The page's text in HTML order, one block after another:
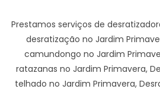
Prestamos serviços de
desratização no Jardim
camundongo no Jardim
ratazanas no Jardim Primavera,
telhado no Jardim Primavera,